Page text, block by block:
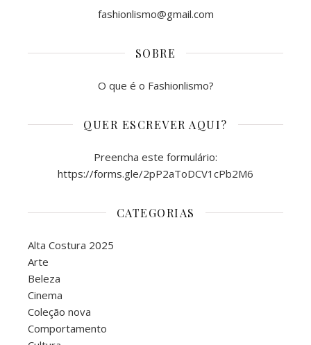
fashionlismo@gmail.com
SOBRE
O que é o Fashionlismo?
QUER ESCREVER AQUI?
Preencha este formulário:
https://forms.gle/2pP2aToDCV1cPb2M6
CATEGORIAS
Alta Costura 2025
Arte
Beleza
Cinema
Coleção nova
Comportamento